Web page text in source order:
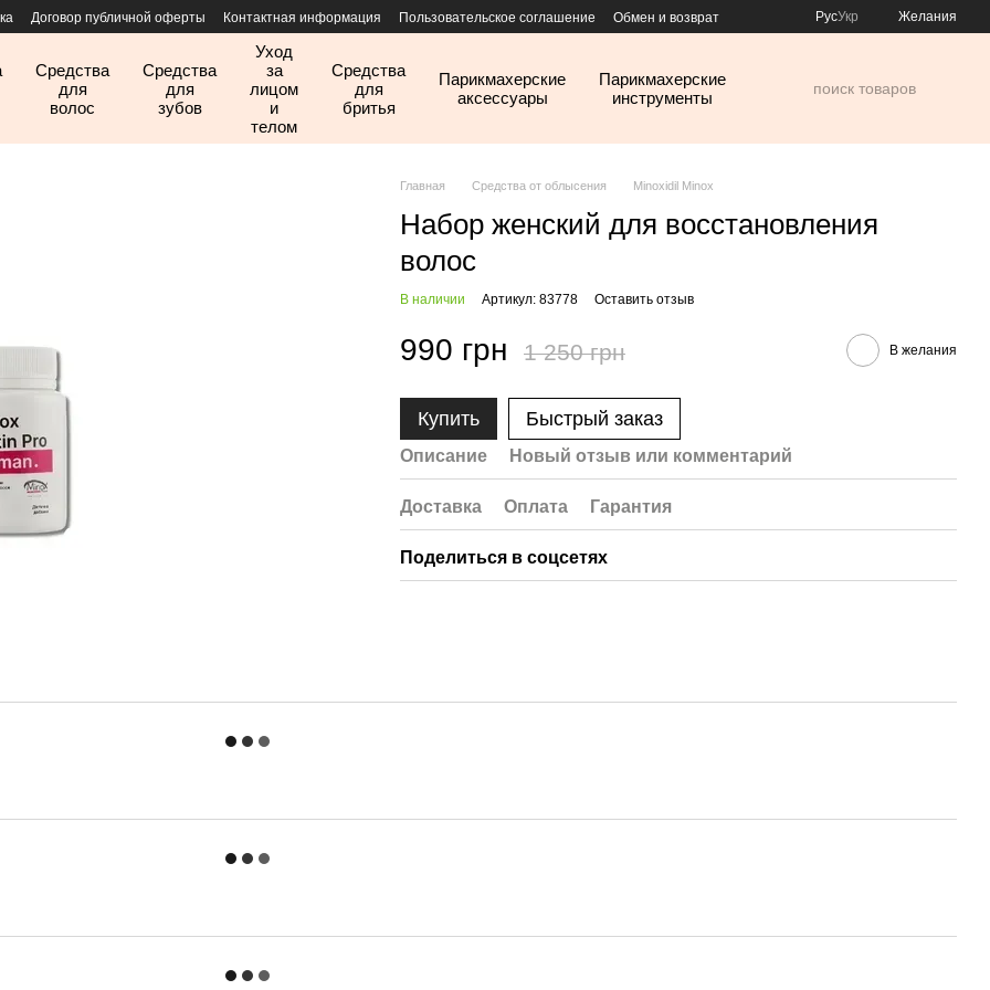
Договор публичной оферты Контактная информация Пользовательское соглашение Обмен и возврат РусУкр Желания
Средства
для
волос
Средства
для
зубов
Уход
за
лицом
и
телом
Средства
для
бритья
Парикмахерские
аксессуары
Парикмахерские
инструменты
Главная Средства от облысения Minoxidil Minox
Набор женский для восстановления
волос
В наличии Артикул: 83778 Оставить отзыв
990 грн 1 250 грн В желания
Купить Быстрый заказ
Описание Новый отзыв или комментарий
Доставка Оплата Гарантия
Поделиться в соцсетях